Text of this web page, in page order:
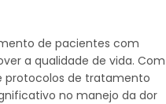
de pacientes com
a qualidade de vida. Com
protocolos de tratamento
no manejo da dor